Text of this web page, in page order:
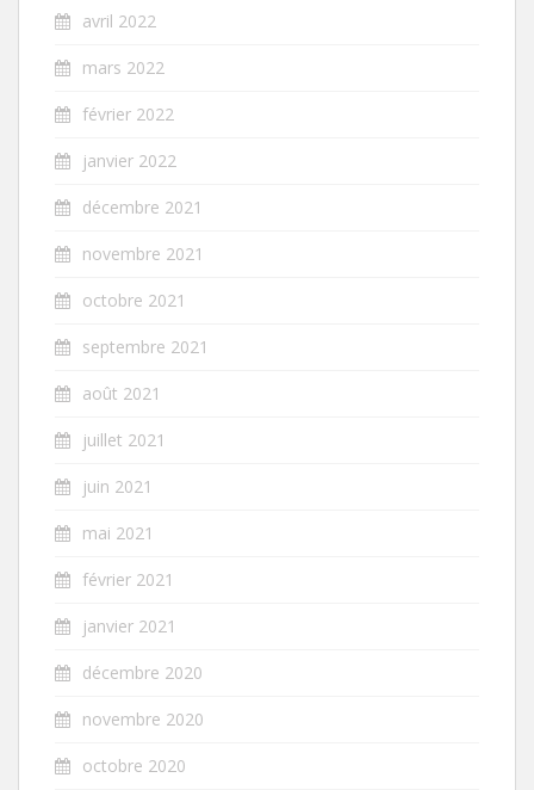
avril 2022
mars 2022
février 2022
janvier 2022
décembre 2021
novembre 2021
octobre 2021
septembre 2021
août 2021
juillet 2021
juin 2021
mai 2021
février 2021
janvier 2021
décembre 2020
novembre 2020
octobre 2020